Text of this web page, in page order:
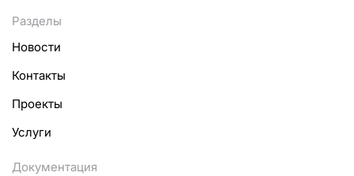
Разделы
Новости
Контакты
Проекты
Услуги
Документация